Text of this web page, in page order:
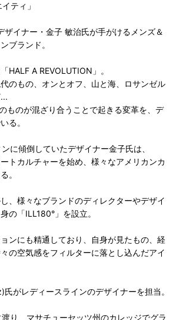
ティ」
ザイナー・金子 敏治氏が手がけるメンズ＆
ブランド。
HALF A REVOLUTION」。
のもの、オンとオフ、山と海、ロサンゼル
ものが混ざり合うことで起きる変革を、デ
る。
に傾倒していたデザイナー金子氏は、
トカルチャーを始め、様々なアメリカンカ
。
、様々なブランドのディレクターやデザイ
の「ILL180°」を設立。
ンにも精通しており、自身が見たもの、経
の空気感をフィルターに落とし込んだアイ
がレディースラインのデザイナーを担当。
り、マサチューセッツ州のカレッジでグラ